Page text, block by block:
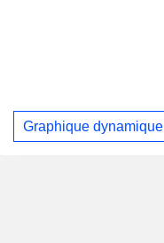
Graphique dynamique